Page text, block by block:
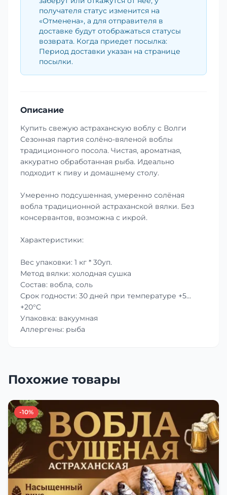
получателя статус изменится на
«Отменена», а для отправителя в
доставке будут отображаться статусы
возврата. Когда приедет посылка:
Период доставки указан на странице
посылки.
Описание
Купить свежую астраханскую воблу с Волги
Сезонная партия солёно-вяленой воблы
традиционного посола. Чистая, ароматная,
аккуратно обработанная рыба. Идеально
подходит к пиву и домашнему столу.
Умеренно подсушенная, умеренно солёная
вобла традиционной астраханской вялки. Без
консервантов, возможна с икрой.
Характеристики:
Вес упаковки: 1 кг * 30уп.
Метод вялки: холодная сушка
Состав: вобла, соль
Срок годности: 30 дней при температуре +5…
+20°C
Упаковка: вакуумная
Аллергены: рыба
Похожие товары
-10%